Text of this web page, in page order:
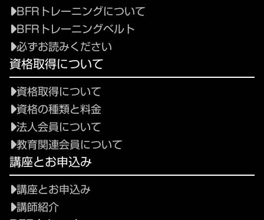
BFRトレーニングについて
BFRトレーニングベルト
必ずお読みください
資格取得について
資格取得について
資格の種類と料金
法人会員について
教育関連会員について
講座とお申込み
講座とお申込み
講師紹介